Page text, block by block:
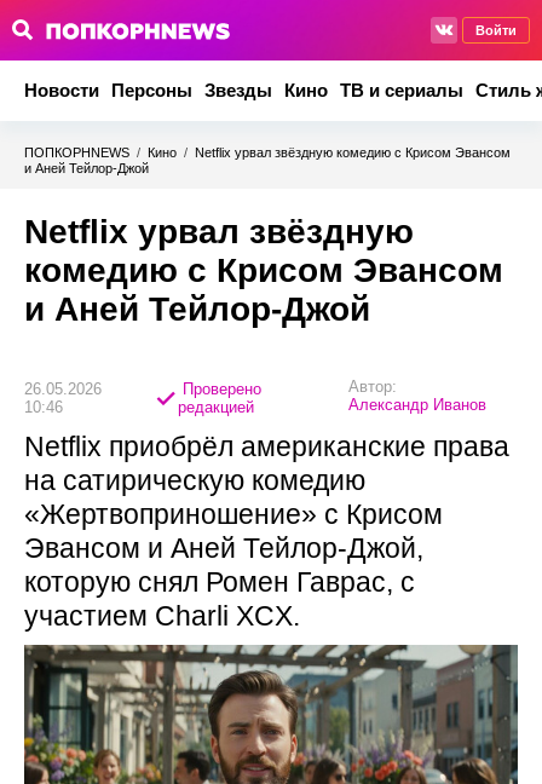
Войти
Новости Персоны Звезды Кино ТВ и сериалы Стиль
ПОПКОРНNEWS / Кино / Netflix урвал звёздную комедию с Крисом Эвансом
и Аней Тейлор-Джой
Netflix урвал звёздную
комедию с Крисом Эвансом
и Аней Тейлор-Джой
26.05.2026
10:46
Проверено
редакцией
Автор:
Александр Иванов
Netflix приобрёл американские права
на сатирическую комедию
«Жертвоприношение» с Крисом
Эвансом и Аней Тейлор‑Джой,
которую снял Ромен Гаврас, с
участием Charli XCX.